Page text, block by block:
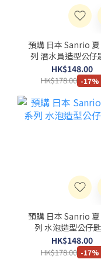
預購 日本 Sanrio
列 潛水員造型公仔
HK$148.00
HK$178.00 -17%
預購 日本 Sanrio
列 水泡造型公仔
HK$148.00
HK$178.00 -17%